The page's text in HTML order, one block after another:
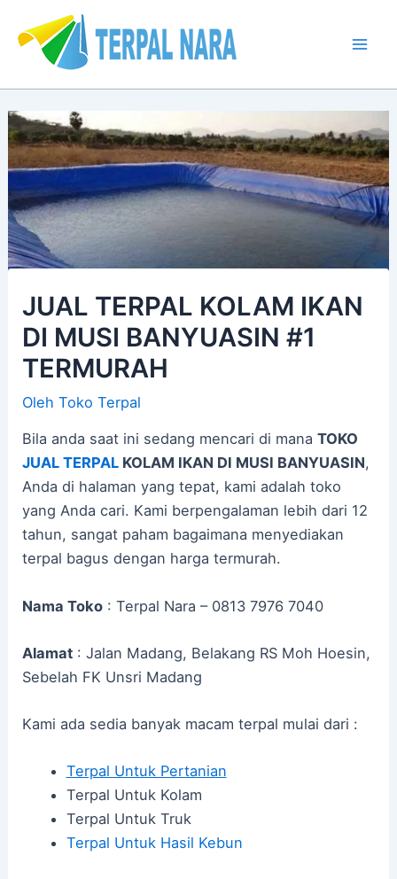
konten
JUAL TERPAL KOLAM IKAN
DI MUSI BANYUASIN #1
TERMURAH
OlehToko Terpal
Bila anda saat ini sedang mencari di manaTOKO
JUAL TERPAL KOLAM IKAN DI MUSI BANYUASIN,
Anda di halaman yang tepat, kami adalah toko
yang Anda cari. Kami berpengalaman lebih dari 12
tahun, sangat paham bagaimana menyediakan
terpal bagus dengan harga termurah.
Nama Toko : Terpal Nara – 0813 7976 7040
Alamat : Jalan Madang, Belakang RS Moh Hoesin,
Sebelah FK Unsri Madang
Kami ada sedia banyak macam terpal mulai dari :
Terpal Untuk Pertanian
Terpal Untuk Kolam
Terpal Untuk Truk
Terpal Untuk Hasil Kebun
navigation